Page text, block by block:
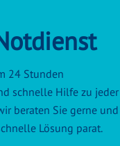
24 Stunden
schnelle Hilfe zu jeder
beraten Sie gerne und
Lösung parat.